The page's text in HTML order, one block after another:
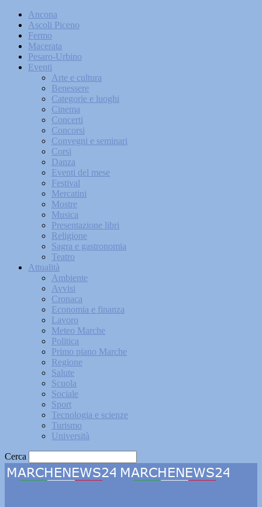
Ancona
Ascoli Piceno
Fermo
Macerata
Pesaro-Urbino
Eventi
Arte e cultura
Benessere
Categorie e luoghi
Cinema
Concerti
Concorsi
Convegni e seminari
Corsi
Danza
Eventi del mese
Festival
Mercatini
Mostre
Musica
Presentazione libri
Religione
Sagra e gastronomia
Teatro
Attualità
Ambiente
Avvisi
Cronaca
Economia e finanza
Lavoro
Meteo Marche
Politica
Primo piano Marche
Regione
Salute
Scuola
Sociale
Sport
Tecnologia e scienze
Turismo
Università
Cerca